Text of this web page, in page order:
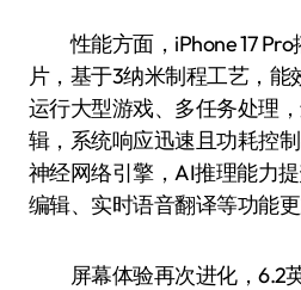
性能方面，iPhone 17 Pro
片，基于3纳米制程工艺，能
运行大型游戏、多任务处理
辑，系统响应迅速且功耗控
神经网络引擎，AI推理能力
编辑、实时语音翻译等功能更
屏幕体验再次进化，6.2